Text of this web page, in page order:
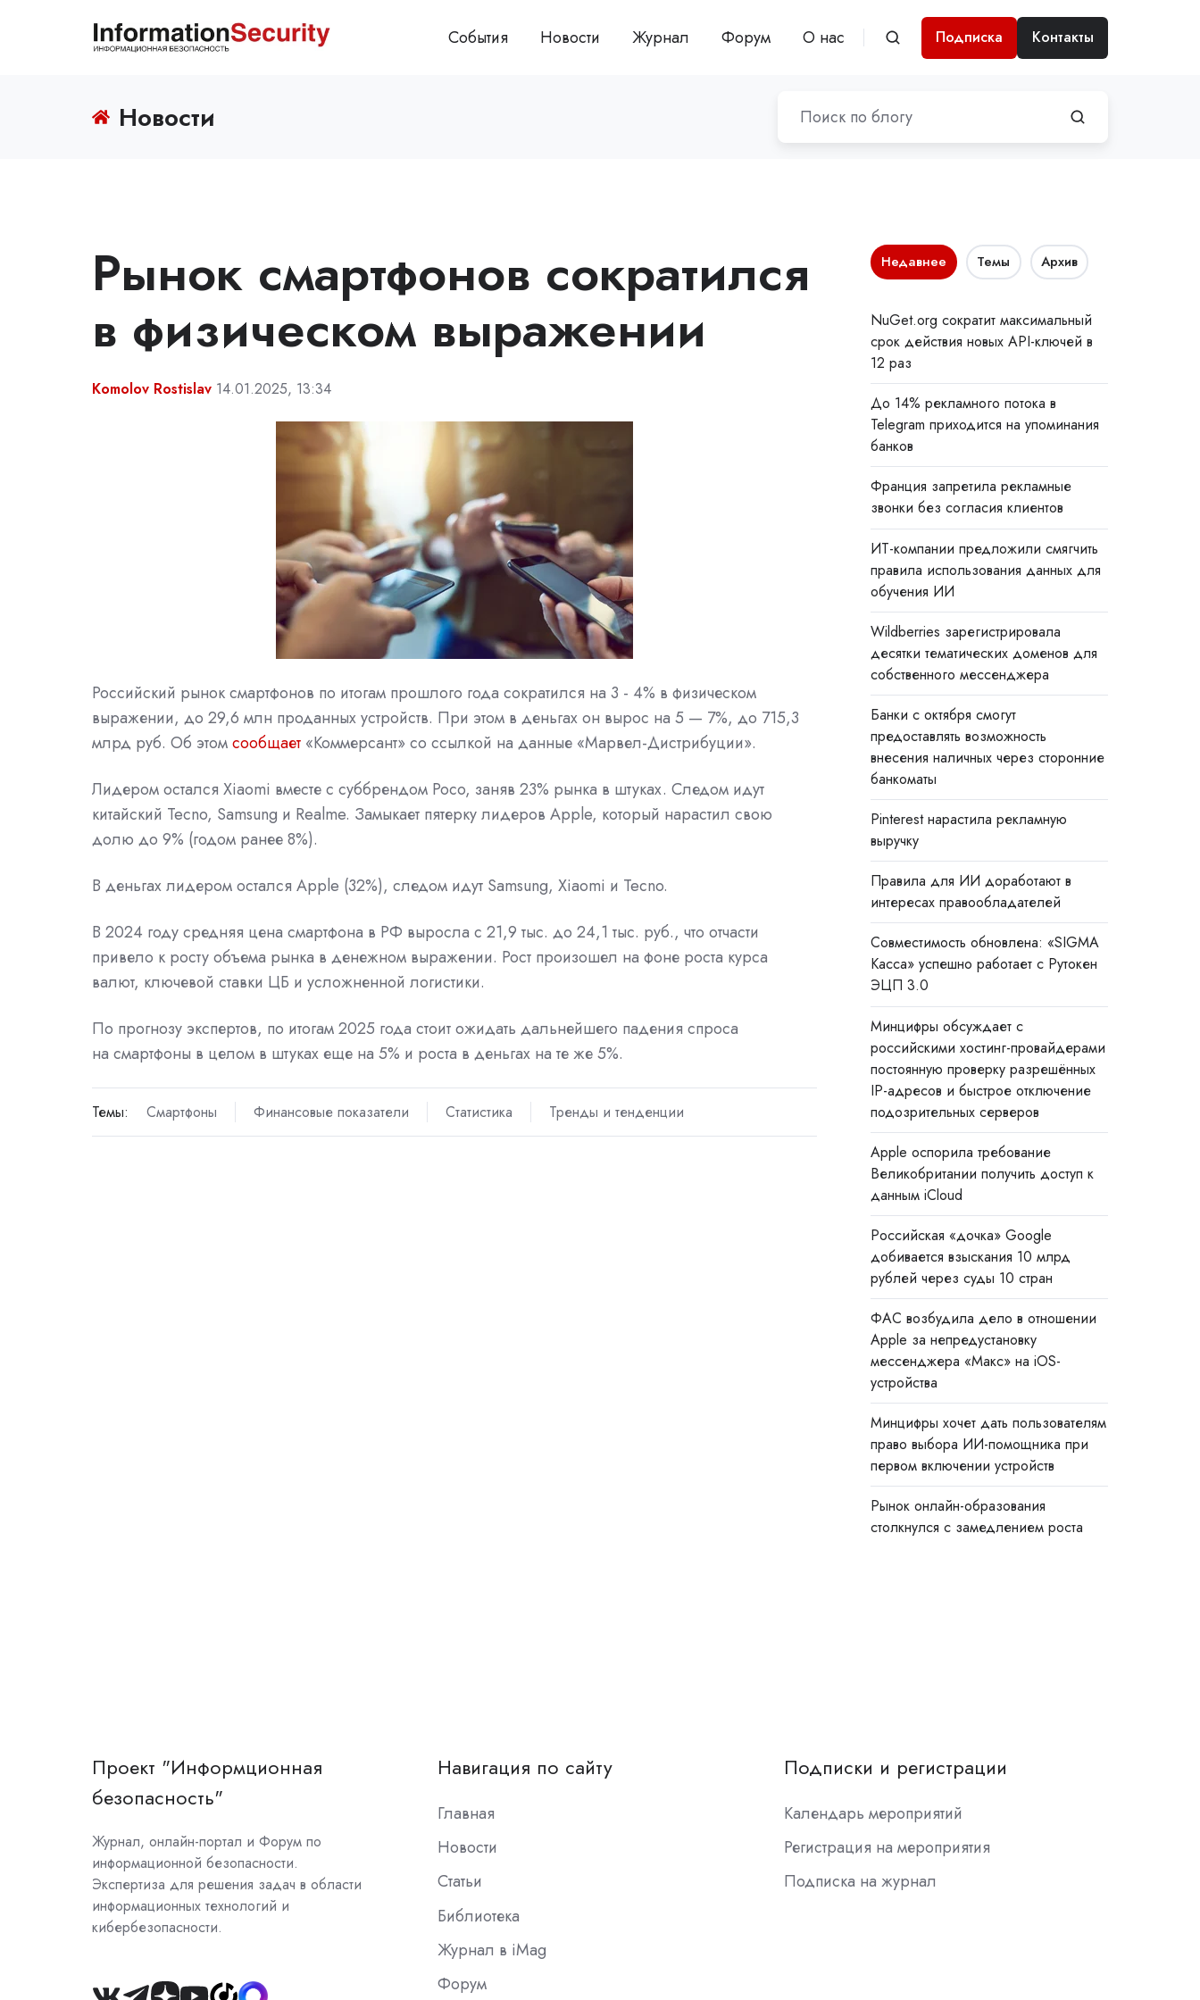
События Новости Журнал Форум О нас Подписка Контакты
Новости
Рынок смартфонов сократился
в физическом выражении
Komolov Rostislav 14.01.2025, 13:34
Российский рынок смартфонов по итогам прошлого года сократился на 3 ­- 4% в физическом
выражении, до 29,6 млн проданных устройств. При этом в деньгах он вырос на 5 — 7%, до 715,3
млрд руб. Об этомсообщает «Коммерсант» со ссылкой на данные «Марвел-Дистрибуции».
Лидером остался Xiaomi вместе с суббрендом Poco, заняв 23% рынка в штуках. Следом идут
китайский Tecno, Samsung и Realme. Замыкает пятерку лидеров Apple, который нарастил свою
долю до 9% (годом ранее 8%).
В деньгах лидером остался Apple (32%), следом идут Samsung, Xiaomi и Tecno.
В 2024 году средняя цена смартфона в РФ выросла с 21,9 тыс. до 24,1 тыс. руб., что отчасти
привело к росту объема рынка в денежном выражении. Рост произошел на фоне роста курса
валют, ключевой ставки ЦБ и усложненной логистики.
По прогнозу экспертов, по итогам 2025 года стоит ожидать дальнейшего падения спроса
на смартфоны в целом в штуках еще на 5% и роста в деньгах на те же 5%.
Темы: Смартфоны Финансовые показатели Статистика Тренды и тенденции
Недавнее Темы Архив
NuGet.org сократит максимальный
срок действия новых API-ключей в
12 раз
До 14% рекламного потока в
Telegram приходится на упоминания
банков
Франция запретила рекламные
звонки без согласия клиентов
ИТ-компании предложили смягчить
правила использования данных для
обучения ИИ
Wildberries зарегистрировала
десятки тематических доменов для
собственного мессенджера
Банки с октября смогут
предоставлять возможность
внесения наличных через сторонние
банкоматы
Pinterest нарастила рекламную
выручку
Правила для ИИ доработают в
интересах правообладателей
Совместимость обновлена: «SIGMA
Касса» успешно работает с Рутокен
ЭЦП 3.0
Минцифры обсуждает с
российскими хостинг-провайдерами
постоянную проверку разрешённых
IP-адресов и быстрое отключение
подозрительных серверов
Apple оспорила требование
Великобритании получить доступ к
данным iCloud
Российская «дочка» Google
добивается взыскания 10 млрд
рублей через суды 10 стран
ФАС возбудила дело в отношении
Apple за непредустановку
мессенджера «Макс» на iOS-
устройства
Минцифры хочет дать пользователям
право выбора ИИ-помощника при
первом включении устройств
Рынок онлайн-образования
столкнулся с замедлением роста
Проект "Информционная
безопасность"
Журнал, онлайн-портал и Форум по
информационной безопасности.
Экспертиза для решения задач в области
информационных технологий и
кибербезопасности.
Навигация по сайту
Главная
Новости
Статьи
Библиотека
Журнал в iMag
Форум
Подписки и регистрации
Календарь мероприятий
Регистрация на мероприятия
Подписка на журнал